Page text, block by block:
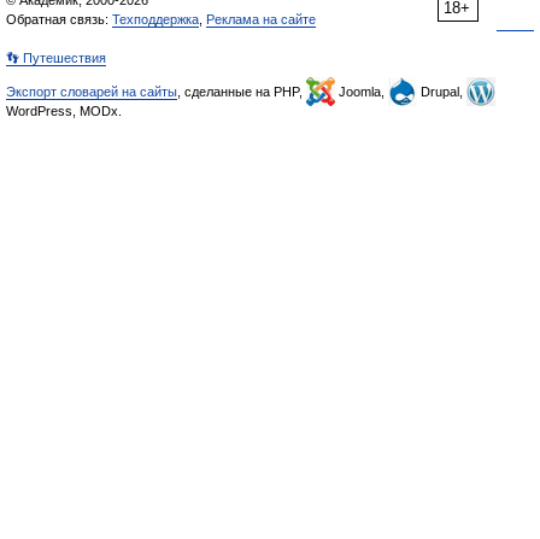
18+
Обратная связь: Техподдержка Реклама на сайте
👣 Путешествия
Экспорт словарей на сайты , сделанные на PHP, Joomla,
Drupal,
WordPress, MODx.